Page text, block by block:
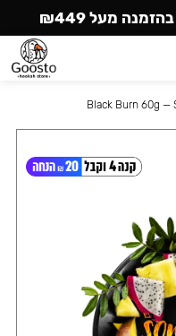
Black Burn 60g —
מעל ₪449